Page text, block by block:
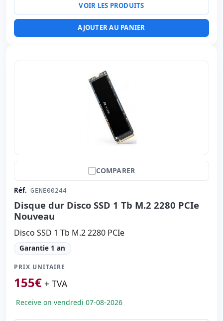
VOIR LES PRODUITS
AJOUTER AU PANIER
COMPARER
Réf. GENE00244
Disque dur Disco SSD 1 Tb M.2 2280 PCIe
Nouveau
Disco SSD 1 Tb M.2 2280 PCIe
Garantie 1 an
PRIX UNITAIRE
155€ + TVA
Receive on vendredi 07-08-2026